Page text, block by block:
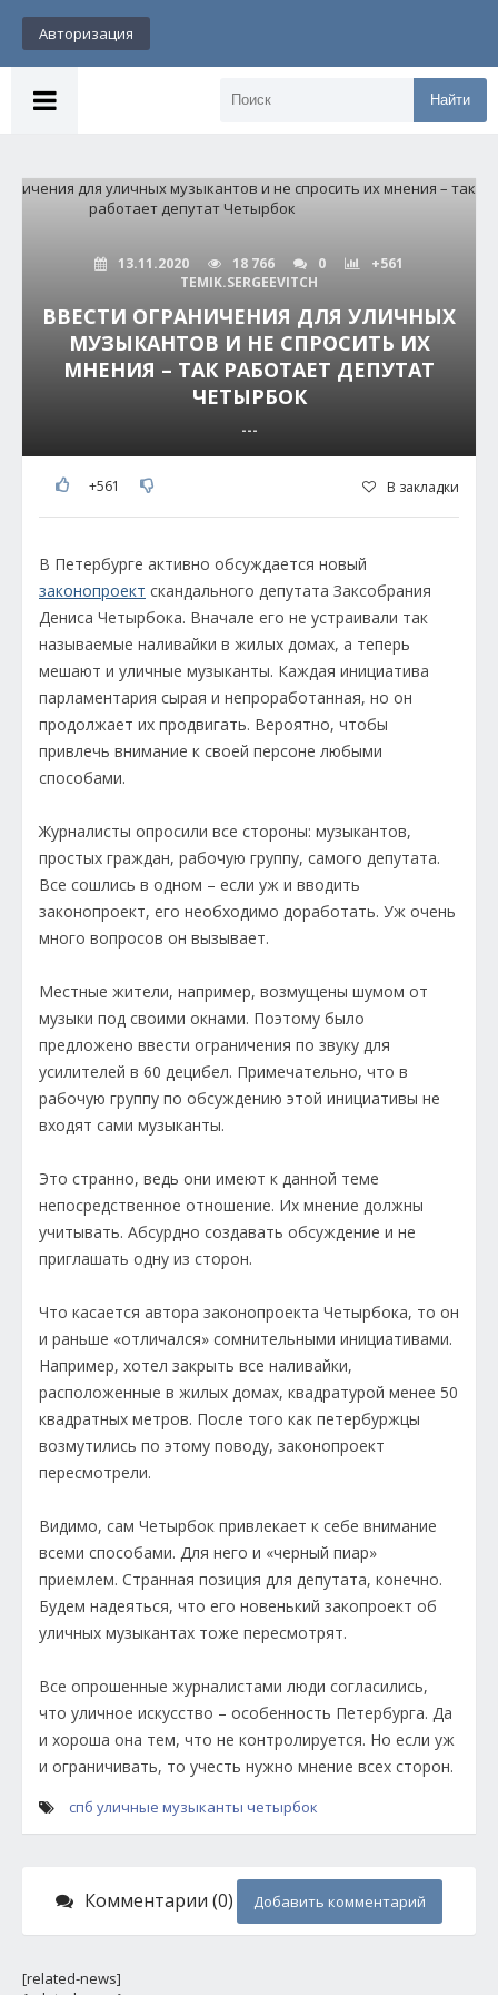
Авторизация
Найти
13.11.2020 18 766 0
+561
TEMIK.SERGEEVITCH
ВВЕСТИ ОГРАНИЧЕНИЯ ДЛЯ УЛИЧНЫХ
МУЗЫКАНТОВ И НЕ СПРОСИТЬ ИХ
МНЕНИЯ – ТАК РАБОТАЕТ ДЕПУТАТ
ЧЕТЫРБОК
---
+561 В закладки
В Петербурге активно обсуждается новый
законопроект скандального депутата Заксобрания
Дениса Четырбока. Вначале его не устраивали так
называемые наливайки в жилых домах, а теперь
мешают и уличные музыканты. Каждая инициатива
парламентария сырая и непроработанная, но он
продолжает их продвигать. Вероятно, чтобы
привлечь внимание к своей персоне любыми
способами.
Журналисты опросили все стороны: музыкантов,
простых граждан, рабочую группу, самого депутата.
Все сошлись в одном – если уж и вводить
законопроект, его необходимо доработать. Уж очень
много вопросов он вызывает.
Местные жители, например, возмущены шумом от
музыки под своими окнами. Поэтому было
предложено ввести ограничения по звуку для
усилителей в 60 децибел. Примечательно, что в
рабочую группу по обсуждению этой инициативы не
входят сами музыканты.
Это странно, ведь они имеют к данной теме
непосредственное отношение. Их мнение должны
учитывать. Абсурдно создавать обсуждение и не
приглашать одну из сторон.
Что касается автора законопроекта Четырбока, то он
и раньше «отличался» сомнительными инициативами.
Например, хотел закрыть все наливайки,
расположенные в жилых домах, квадратурой менее 50
квадратных метров. После того как петербуржцы
возмутились по этому поводу, законопроект
пересмотрели.
Видимо, сам Четырбок привлекает к себе внимание
всеми способами. Для него и «черный пиар»
приемлем. Странная позиция для депутата, конечно.
Будем надеяться, что его новенький закопроект об
уличных музыкантах тоже пересмотрят.
Все опрошенные журналистами люди согласились,
что уличное искусство – особенность Петербурга. Да
и хороша она тем, что не контролируется. Но если уж
и ограничивать, то учесть нужно мнение всех сторон.
спб уличные музыканты четырбок
Комментарии (0) Добавить комментарий
[related-news]